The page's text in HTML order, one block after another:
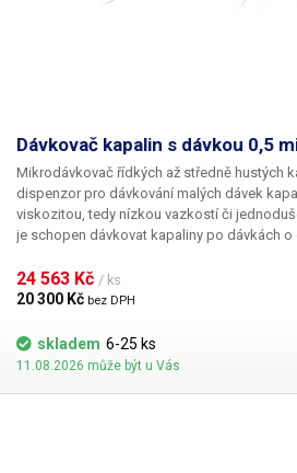
Dávkovač kapalin s dávkou 0,5
Mikrodávkovač řídkých až středně hustých
dispenzor pro dávkování malých dávek
viskozitou, tedy nízkou vazkostí či
je schopen dávkovat kapaliny po dávkách o
transport látek je využito objemové čerpadlo
nebo také peristaltická pumpa.
24 563 Kč / ks
20 300 Kč bez DPH
skladem 6-25 ks
11.08.2026 může být u Vás